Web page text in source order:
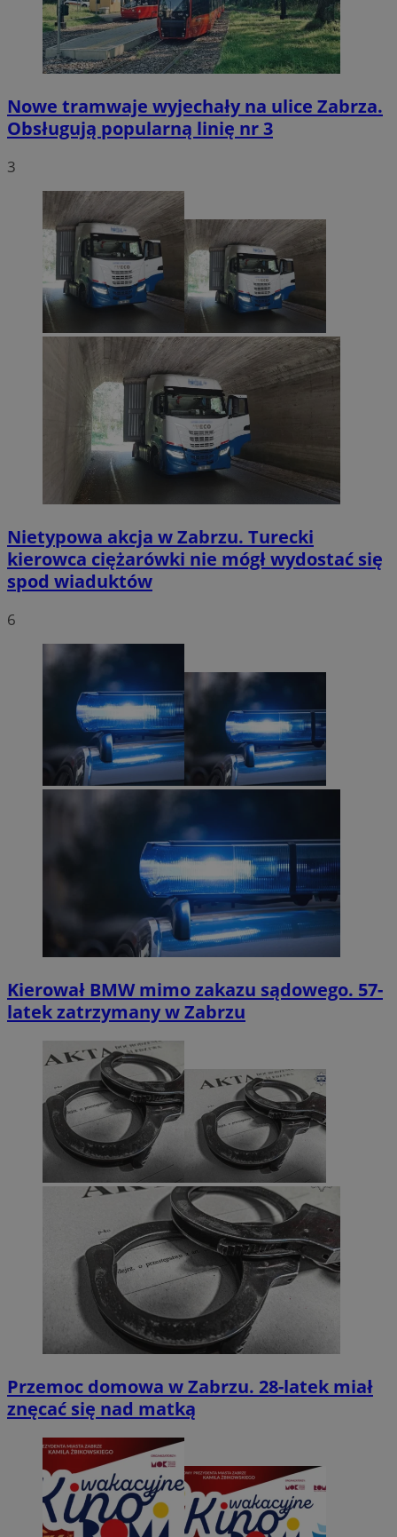
Nowe tramwaje wyjechały na ulice Zabrza.
Obsługują popularną linię nr 3
3
Nietypowa akcja w Zabrzu. Turecki
kierowca ciężarówki nie mógł wydostać się
spod wiaduktów
6
Kierował BMW mimo zakazu sądowego. 57-
latek zatrzymany w Zabrzu
Przemoc domowa w Zabrzu. 28-latek miał
znęcać się nad matką